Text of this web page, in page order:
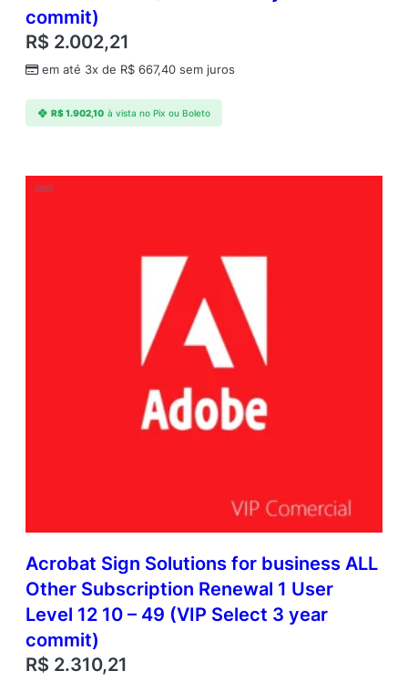
commit)
R$ 2.002,21
em até 3x de R$ 667,40 sem juros
R$1.902,10 à vista no Pix ou Boleto
Acrobat Sign Solutions for business ALL
Other Subscription Renewal 1 User
Level 12 10 – 49 (VIP Select 3 year
commit)
R$ 2.310,21